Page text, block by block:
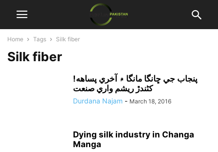
Home Tags Silk fiber
Silk fiber
!پنجاب جي ڇانگا مانگا ۾ آخري پساهه
کڻندڙ ريشم واري صنعت
Durdana Najam - March 18, 2016
Dying silk industry in Changa
Manga